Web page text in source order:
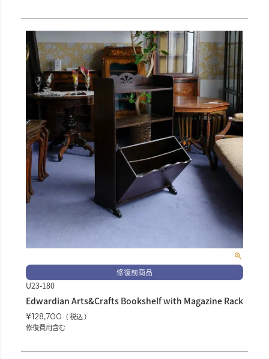
修復前商品
U23-180
Edwardian Arts&Crafts Bookshelf with Magazine Rack
¥128,700
税込
修復費用含む